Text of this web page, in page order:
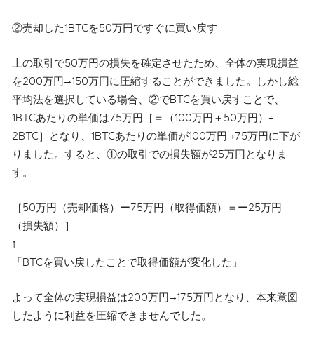
②売却した1BTCを50万円ですぐに買い戻す
上の取引で50万円の損失を確定させたため、全体の実現損益
を200万円→150万円に圧縮することができました。しかし総
平均法を選択している場合、②でBTCを買い戻すことで、
1BTCあたりの単価は75万円［＝（100万円＋50万円）÷
2BTC］となり、1BTCあたりの単価が100万円→75万円に下が
りました。すると、①の取引での損失額が25万円となりま
す。
［50万円（売却価格）ー75万円（取得価額）＝ー25万円
（損失額）］
↑
「BTCを買い戻したことで取得価額が変化した」
よって全体の実現損益は200万円→175万円となり、本来意図
したように利益を圧縮できませんでした。